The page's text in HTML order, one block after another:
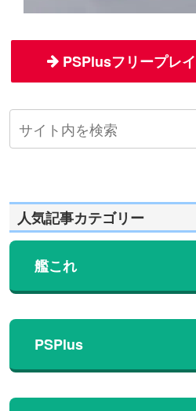
PSPlusフリープレ
人気記事カテゴリー
艦これ
PSPlus